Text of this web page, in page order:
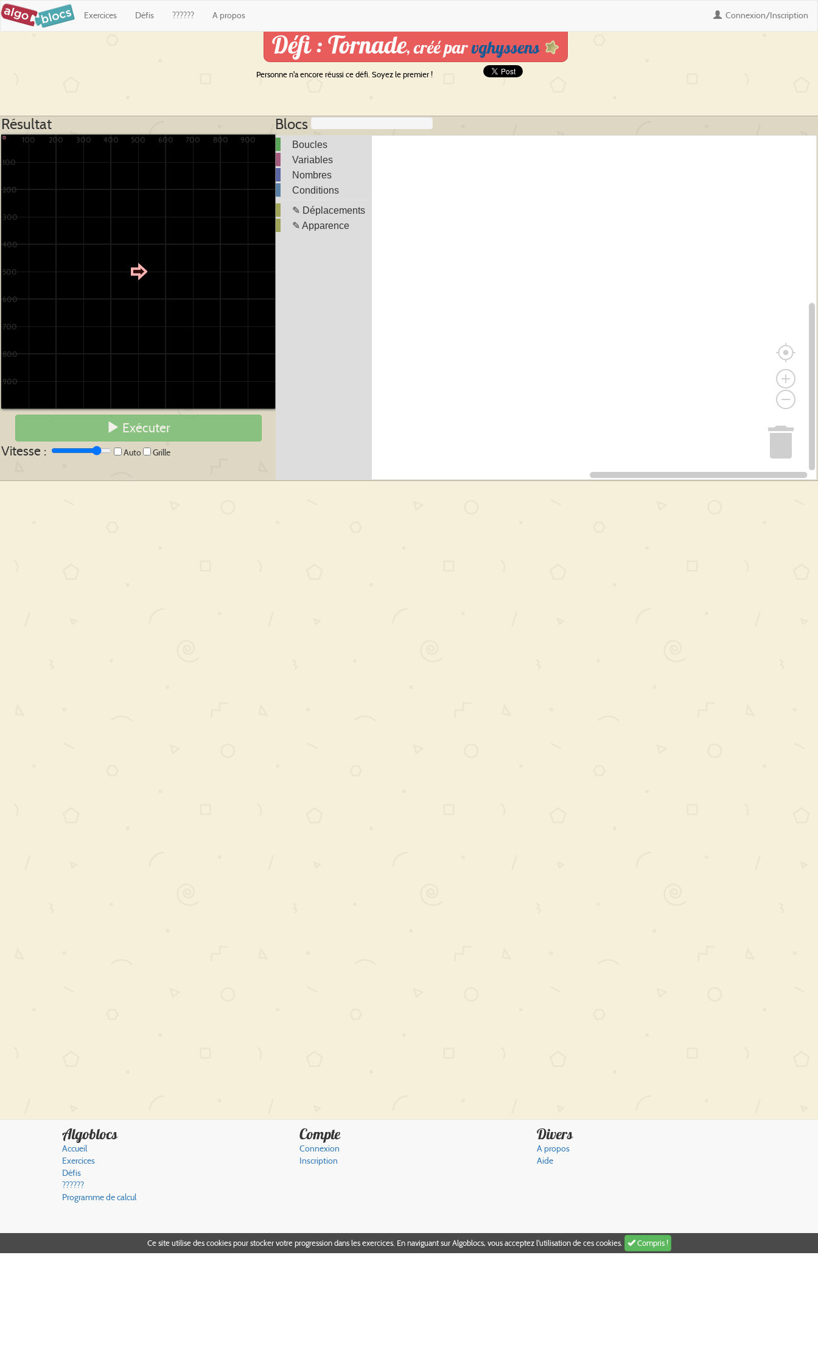
100
200
300
400
500
600
700
800
900
100 200 300 400 500 600 700 800 900
Connexion/Inscription
Exercices Défis ?????? A propos
Défi : Tornade, créé parvghyssens
Personne n'a encore réussi ce défi. Soyez le premier !
Résultat
Exécuter
Vitesse :
Auto Grille
Blocs
Boucles
Variables
Nombres
Conditions
✎ Déplacements
✎ Apparence
Algoblocs
Accueil
Exercices
Défis
??????
Programme de calcul
Compte
Connexion
Inscription
Divers
A propos
Aide
Ce site utilise des cookies pour stocker votre progression dans les exercices. En naviguant sur Algoblocs, vous acceptez l'utilisation de ces cookies. Compris !